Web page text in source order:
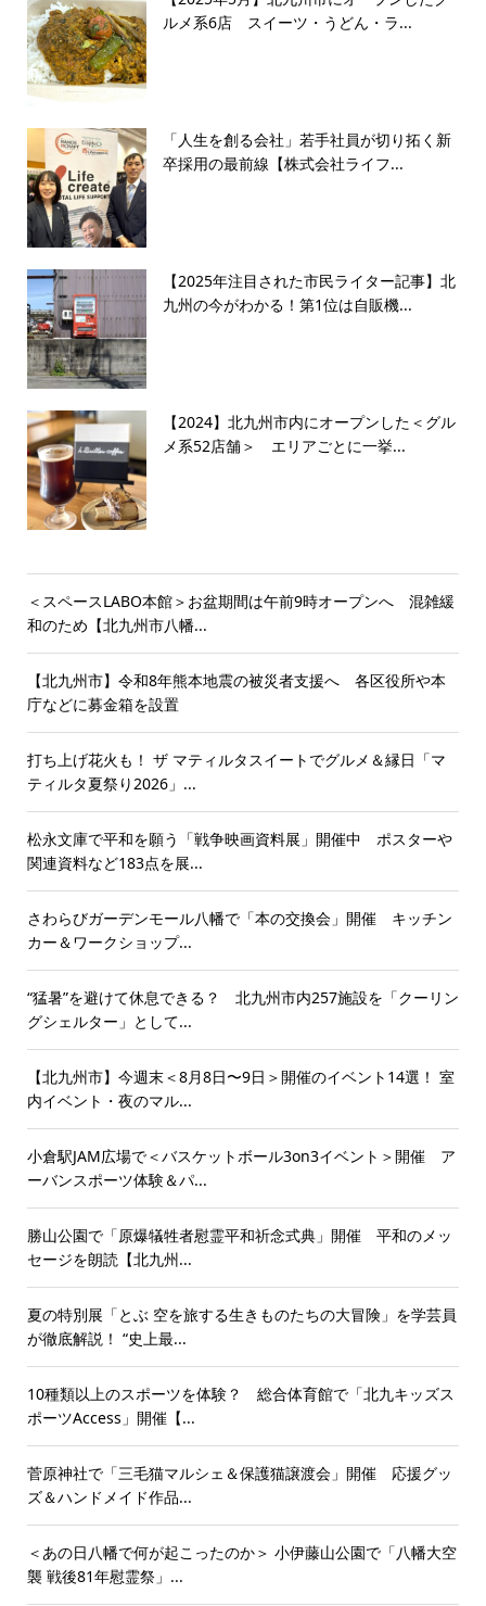
ルメ系6店 スイーツ・うどん・ラ...
「人生を創る会社」若手社員が切り拓く新
卒採用の最前線【株式会社ライフ...
【2025年注目された市民ライター記事】北
九州の今がわかる！第1位は自販機...
【2024】北九州市内にオープンした＜グル
メ系52店舗＞ エリアごとに一挙...
＜スペースLABO本館＞お盆期間は午前9時オープンへ 混雑緩
和のため【北九州市八幡...
【北九州市】令和8年熊本地震の被災者支援へ 各区役所や本
庁などに募金箱を設置
打ち上げ花火も！ ザ マティルタスイートでグルメ＆縁日「マ
ティルタ夏祭り2026」...
松永文庫で平和を願う「戦争映画資料展」開催中 ポスターや
関連資料など183点を展...
さわらびガーデンモール八幡で「本の交換会」開催 キッチン
カー＆ワークショップ...
“猛暑”を避けて休息できる？ 北九州市内257施設を「クーリン
グシェルター」として...
【北九州市】今週末＜8月8日〜9日＞開催のイベント14選！ 室
内イベント・夜のマル...
小倉駅JAM広場で＜バスケットボール3on3イベント＞開催 ア
ーバンスポーツ体験＆パ...
勝山公園で「原爆犠牲者慰霊平和祈念式典」開催 平和のメッ
セージを朗読【北九州...
夏の特別展「とぶ 空を旅する生きものたちの大冒険」を学芸員
が徹底解説！ “史上最...
10種類以上のスポーツを体験？ 総合体育館で「北九キッズス
ポーツAccess」開催【...
菅原神社で「三毛猫マルシェ＆保護猫譲渡会」開催 応援グッ
ズ＆ハンドメイド作品...
＜あの日八幡で何が起こったのか＞ 小伊藤山公園で「八幡大空
襲 戦後81年慰霊祭」...